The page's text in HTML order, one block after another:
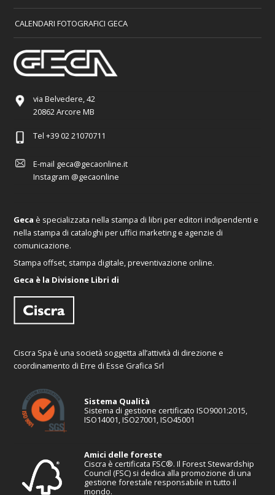
CALENDARI FOTOGRAFICI GECA
via Belvedere, 42
20862 Arcore MB
Tel +39 02 21070711
E-mail geca@gecaonline.it
Instagram @gecaonline
Geca è specializzata nella stampa di libri per editori indipendenti e
nella stampa di cataloghi per uffici marketing e agenzie di
comunicazione.
Stampa offset, stampa digitale, preventivazione online.
Geca è la Divisione Libri di
Ciscra Spa è una società soggetta all’attività di direzione e
coordinamento di Erre di Esse Grafica Srl
Sistema Qualità
Sistema di gestione certificato ISO9001:2015,
ISO14001, ISO27001, ISO45001
Amici delle foreste
Ciscra è certificata FSC®. Il Forest Stewardship
Council (FSC) si dedica alla promozione di una
gestione forestale responsabile in tutto il
mondo.